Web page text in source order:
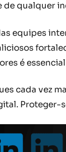
de qualquer
equipes
é
cada vez
Proteger-